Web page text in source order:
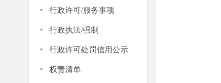
· 行政许可/服务事项
· 行政执法/强制
· 行政许可处罚信用公示
· 权责清单